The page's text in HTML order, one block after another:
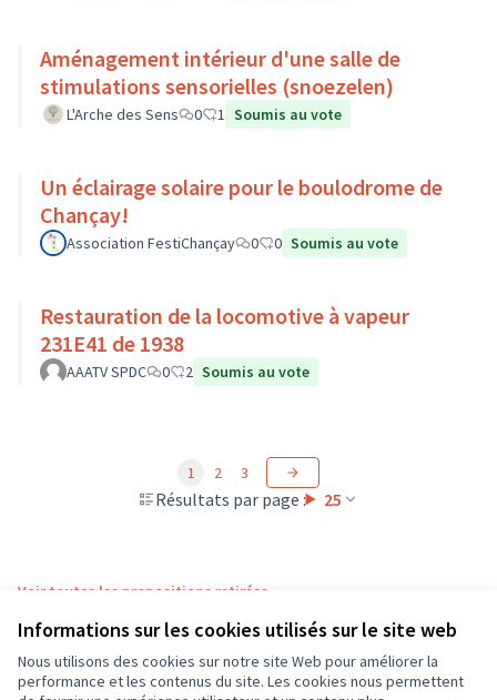
Informations sur les cookies utilisés sur le site web
Nous utilisons des cookies sur notre site Web pour améliorer la
performance et les contenus du site. Les cookies nous permettent
Aménagement intérieur d'une salle de
stimulations sensorielles (snoezelen)
L'Arche des Sens 0 1 Soumis au vote
Un éclairage solaire pour le boulodrome de
Chançay!
Association FestiChançay 0 0 Soumis au vote
Restauration de la locomotive à vapeur
231E41 de 1938
AAATV SPDC 0 2 Soumis au vote
Résultats par page : 25
1 2 3
Voir toutes les propositions retirées
Conditions d'utilisation
Paramètres des cookies